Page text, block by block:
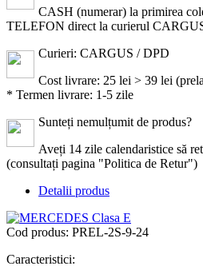
CASH (numerar) la primirea
TELEFON direct la curierul
Curieri: CARGUS / DPD
Cost livrare: 25 lei > 39 lei
* Termen livrare: 1-5 zile
Sunteți nemulțumit de produs?
Aveți 14 zile calendaristice să
(consultați pagina "Politica de Retur")
Detalii produs
Cod produs: PREL-2S-9-24
Caracteristici: